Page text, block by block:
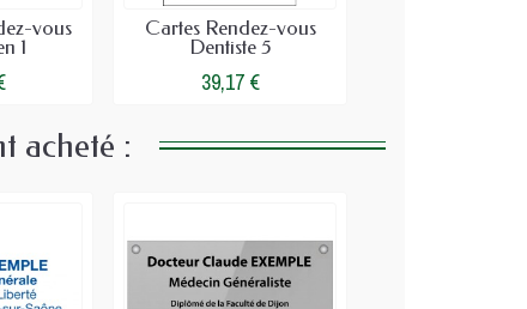
vous
1
Cartes Rendez-vous
Dentiste 5
39,17 €
acheté :